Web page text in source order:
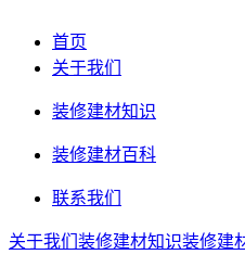
首页
关于我们
装修建材知识
装修建材百科
联系我们
关于我们 装修建材知识装修建